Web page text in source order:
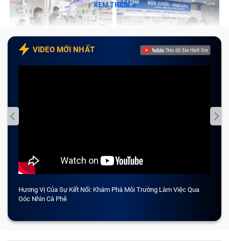
XEM THÊM
VIDEO MỚI NHẤT
Hương Vị Của Sự Kết Nối: Khám Phá Môi Trường Làm Việc Qua
Góc Nhìn Cà Phê